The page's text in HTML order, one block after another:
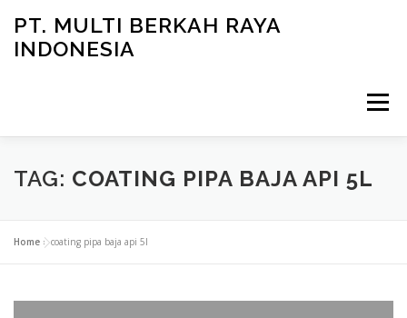
content
PT. MULTI BERKAH RAYA
INDONESIA
Menu
CONTACT
TAG: COATING PIPA BAJA API 5L
Home »coating pipa baja api 5l